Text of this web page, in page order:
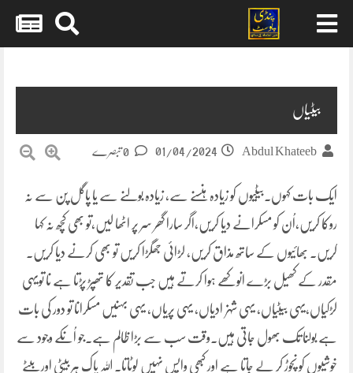
بیٹیاں
Abdul Khateeb
01/04/2024
ایک بات کہوں۔بیٹیوں کو زیادہ ہنسنے سے، زیادہ بولنے سے یا پاگل پن سے نہ
روکا کریں،اُن کو مسکرانے دیا کریں،اگر سارا گھر سر پر اٹھا لیں،تو بھی کچھ نہ کہا
کریں۔ بھائیوں کے ساتھ مذاق کریں، لڑائی جھگڑا کریں تو بھی کرنے دیا کریں۔
مقدر کے کھیل بڑے انوکھے ہوا کرتے ہیں جب تقدیر کا تھپڑ پڑتا ہے نا تویہی
لڑکیاں،یہی بیٹیاں، یہی شہزادیاں، یہی پریاں، یہی بہنیں مسکرانا تو دور کی بات
ہے بولنا تک بھول جاتی ہیں۔وقت سب سے بڑا ظالم ہے۔جو اُنکے وجود سے
خوشیوں کو نچوڑ کر لے جاتا ہے اور کبھی واپس نہیں لوٹاتا۔ اللہ پاک ہر بیٹی اور بیٹے